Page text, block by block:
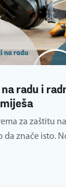
radu i
za zaštitu
da znače isto.